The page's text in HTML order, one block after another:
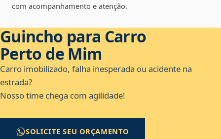
com acompanhamento e atenção.
Guincho para Carro
Perto de Mim
Carro imobilizado, falha inesperada ou acidente na
estrada?
Nosso time chega com agilidade!
SOLICITE SEU ORÇAMENTO